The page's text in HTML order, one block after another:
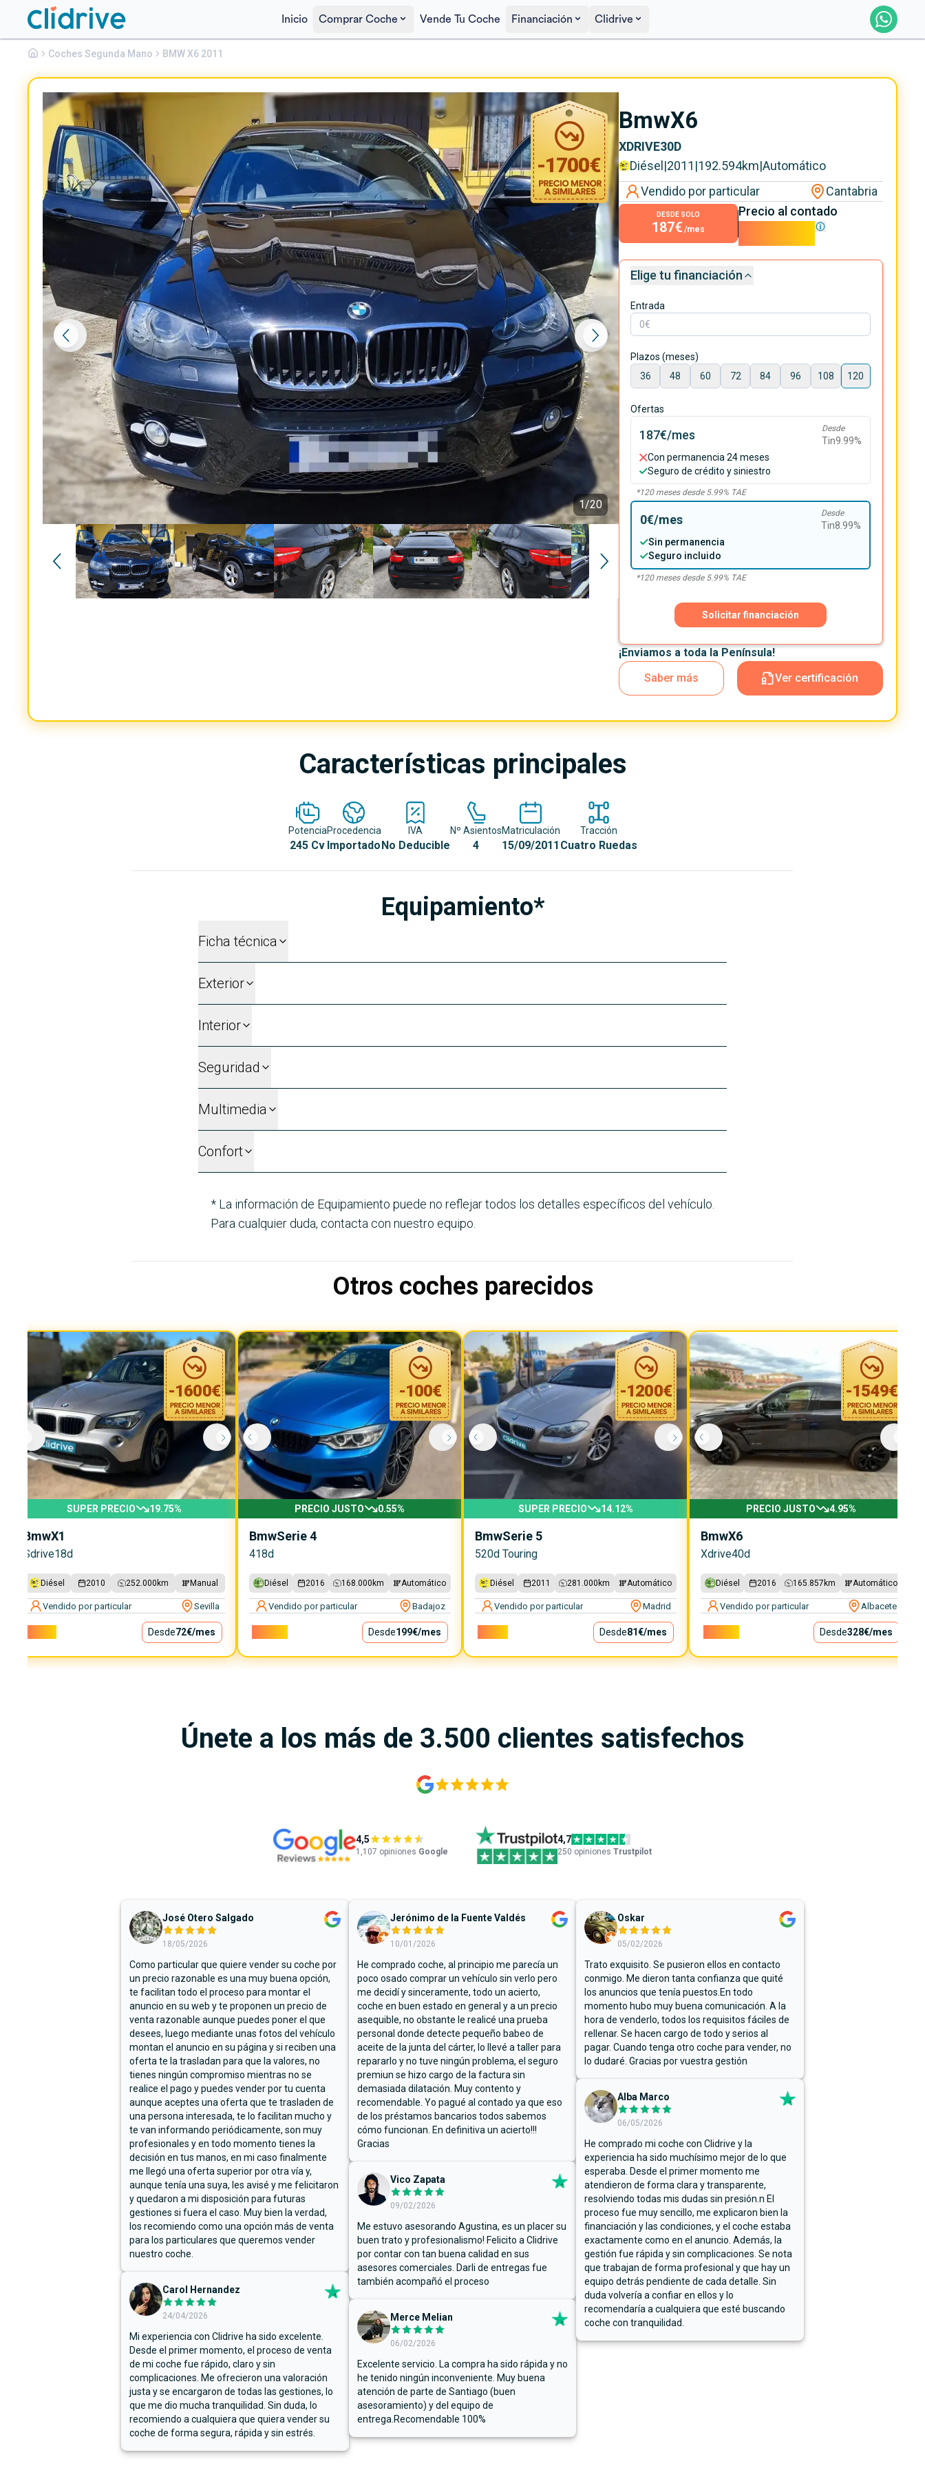
Inicio Comprar Coche Vende Tu Coche Financiación Clidrive
Coches Segunda Mano BMW X6 2011
1/20
-1700€
BmwX6
XDRIVE30D
16.900€
BmwX6
XDRIVE30D
Diésel|2011 |192.594km|Automático
Vendido por particular
Cantabria
DESDE SOLO
187€ /mes
Precio al contado
16.900€
Elige tu financiación
Entrada
Plazos (meses)
36
48 60 72 84 96 108 120
Ofertas
187€/mes Desde
Tin9.99%
Con permanencia 24 meses
Seguro de crédito y siniestro
*120meses desde 5.99% TAE
0€/mes Desde
Tin8.99%
Sin permanencia
Seguro incluido
*120meses desde 5.99% TAE
Solicitar financiación
¡Enviamos a toda la Península!
Saber más
Ver certificación
Características principales
Potencia
245 Cv
Procedencia
Importado
IVA
No Deducible
Nº Asientos
4
Matriculación
15/09/2011
Tracción
Cuatro Ruedas
Equipamiento*
Ficha técnica
Exterior
Interior
Seguridad
Multimedia
Confort
* La información de Equipamiento puede no reflejar todos los detalles específicos del vehículo.
Para cualquier duda, contacta con nuestro equipo.
Otros coches parecidos
-1600€
SUPER PRECIO 19.75%
BmwX1
Sdrive18d
Diésel 2010 252.000 km Manual
Vendido por particular Sevilla
Desde72€/mes
-100€
PRECIO JUSTO 0.55%
BmwSerie 4
418d
Diésel 2016 168.000 km Automático
Vendido por particular Badajoz
Desde199€/mes
-1200€
SUPER PRECIO 14.12%
BmwSerie 5
520d Touring
Diésel 2011 281.000 km Automático
Vendido por particular Madrid
Desde81€/mes
-1549€
PRECIO JUSTO 4.95%
BmwX6
Xdrive40d
Diésel 2016 165.857 km Automático
Vendido por particular Albacete
Desde328€/mes
Únete a los más de 3.500 clientes satisfechos
4,5
1,107 opiniones Google
4,7
250 opiniones Trustpilot
José Otero Salgado
18/05/2026
Como particular que quiere vender su coche por
un precio razonable es una muy buena opción,
te facilitan todo el proceso para montar el
anuncio en su web y te proponen un precio de
venta razonable aunque puedes poner el que
desees, luego mediante unas fotos del vehículo
montan el anuncio en su página y si reciben una
oferta te la trasladan para que la valores, no
tienes ningún compromiso mientras no se
realice el pago y puedes vender por tu cuenta
aunque aceptes una oferta que te trasladen de
una persona interesada, te lo facilitan mucho y
te van informando periódicamente, son muy
profesionales y en todo momento tienes la
decisión en tus manos, en mi caso finalmente
me llegó una oferta superior por otra vía y,
aunque tenía una suya, les avisé y me felicitaron
y quedaron a mi disposición para futuras
gestiones si fuera el caso. Muy bien la verdad,
los recomiendo como una opción más de venta
para los particulares que queremos vender
nuestro coche.
Carol Hernandez
24/04/2026
Mi experiencia con Clidrive ha sido excelente.
Desde el primer momento, el proceso de venta
de mi coche fue rápido, claro y sin
complicaciones. Me ofrecieron una valoración
justa y se encargaron de todas las gestiones, lo
que me dio mucha tranquilidad. Sin duda, lo
recomiendo a cualquiera que quiera vender su
coche de forma segura, rápida y sin estrés.
Jerónimo de la Fuente Valdés
10/01/2026
He comprado coche, al principio me parecía un
poco osado comprar un vehículo sin verlo pero
me decidí y sinceramente, todo un acierto,
coche en buen estado en general y a un precio
asequible, no obstante le realicé una prueba
personal donde detecte pequeño babeo de
aceite de la junta del cárter, lo llevé a taller para
repararlo y no tuve ningún problema, el seguro
premiun se hizo cargo de la factura sin
demasiada dilatación. Muy contento y
recomendable. Yo pagué al contado ya que eso
de los préstamos bancarios todos sabemos
cómo funcionan. En definitiva un acierto!!!
Gracias
Vico Zapata
09/02/2026
Me estuvo asesorando Agustina, es un placer su
buen trato y profesionalismo! Felicito a Clidrive
por contar con tan buena calidad en sus
asesores comerciales. Darli de entregas fue
también acompañó el proceso
Merce Melian
06/02/2026
Excelente servicio. La compra ha sido rápida y no
he tenido ningún inconveniente. Muy buena
atención de parte de Santiago (buen
asesoramiento) y del equipo de
entrega.Recomendable 100%
Oskar
05/02/2026
Trato exquisito. Se pusieron ellos en contacto
conmigo. Me dieron tanta confianza que quité
los anuncios que tenía puestos.En todo
momento hubo muy buena comunicación. A la
hora de venderlo, todos los requisitos fáciles de
rellenar. Se hacen cargo de todo y serios al
pagar. Cuando tenga otro coche para vender, no
lo dudaré. Gracias por vuestra gestión
Alba Marco
06/05/2026
He comprado mi coche con Clidrive y la
experiencia ha sido muchísimo mejor de lo que
esperaba. Desde el primer momento me
atendieron de forma clara y transparente,
resolviendo todas mis dudas sin presión.n El
proceso fue muy sencillo, me explicaron bien la
financiación y las condiciones, y el coche estaba
exactamente como en el anuncio. Además, la
gestión fue rápida y sin complicaciones. Se nota
que trabajan de forma profesional y que hay un
equipo detrás pendiente de cada detalle. Sin
duda volvería a confiar en ellos y lo
recomendaría a cualquiera que esté buscando
coche con tranquilidad.